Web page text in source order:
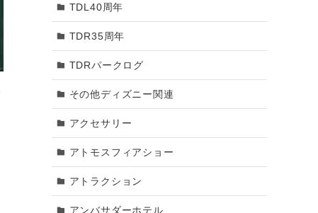
2017年12月
2017年11月
2017年10月
2017年9月
2017年8月
2017年7月
2017年6月
TDL40周年
TDR35周年
TDRパークログ
その他ディズニー関連
アクセサリー
アトモスフィアショー
アトラクション
アンバサダーホテル